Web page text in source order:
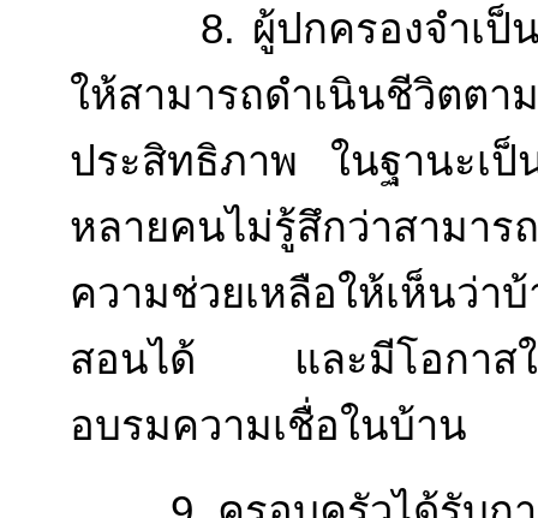
8. ผู้ปกครองจำเป็นต้
ให้สามารถดำเนินชีวิตตา
ประสิทธิภาพ ในฐานะเป็
หลายคนไม่รู้สึกว่าสามา
ความช่วยเหลือให้เห็นว่า
สอนได้ และมีโอกาสใด
อบรมความเชื่อในบ้าน